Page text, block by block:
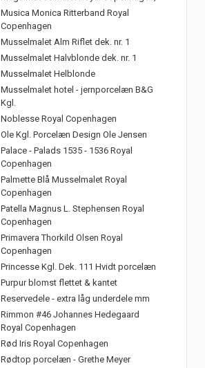
Musica Monica Ritterband Royal
Copenhagen
Musselmalet Alm Riflet dek. nr. 1
Musselmalet Halvblonde dek. nr. 1
Musselmalet Helblonde
Musselmalet hotel - jernporcelæn B&G
Kgl.
Noblesse Royal Copenhagen
Ole Kgl. Porcelæn Design Ole Jensen
Palace - Palads 1535 - 1536 Royal
Copenhagen
Palmette Blå Musselmalet Royal
Copenhagen
Patella Magnus L. Stephensen Royal
Copenhagen
Primavera Thorkild Olsen Royal
Copenhagen
Princesse Kgl. Dek. 111 Hvidt porcelæn
Purpur blomst flettet & kantet
Reservedele - extra låg underdele mm
Rimmon #46 Johannes Hedegaard
Royal Copenhagen
Rød Iris Royal Copenhagen
Rødtop porcelæn - Grethe Meyer